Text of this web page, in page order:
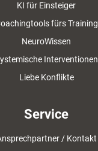
KI für Einsteiger
fürs Training
NeuroWissen
Interventionen
Liebe Konflikte
Service
/ Kontakt